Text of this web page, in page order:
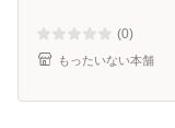
(0)
もったいない本舗